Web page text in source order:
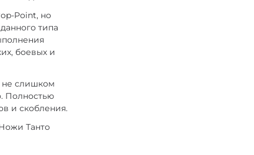
Point, но
типа
боевых и
не слишком
Полностью
и скобления.
Танто